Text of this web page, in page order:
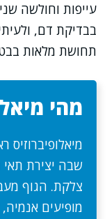
עייפות וחולשה
בבדיקת דם,
תחושת מלאות
מהי
שבה יצירת
צלקת. הגוף
מופיעים